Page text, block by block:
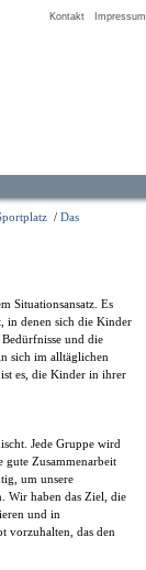
Kontakt Impressum
/ Das
Situationsansatz. Es
in denen sich die Kinder
und die
sich im alltäglichen
es, die Kinder in ihrer
Jede Gruppe wird
gute Zusammenarbeit
um unsere
Wir haben das Ziel, die
und in
vorzuhalten, das den